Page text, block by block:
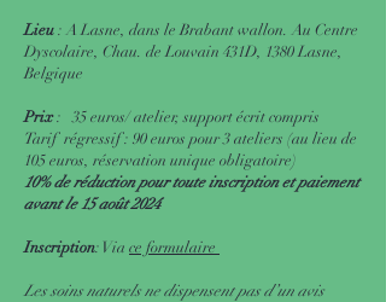
Lieu: A Lasne, dans le Brabant wallon. Au Centre
Dyscolaire, Chau. de Louvain 431D, 1380 Lasne,
Belgique
Prix: 35 euros/ atelier, support écrit compris
Tarif régressif : 90 euros pour 3 ateliers (au lieu de
105 euros, réservation unique obligatoire)
10% de réduction pour toute inscription et paiement
avant le 15 août 2024
Inscription: Via ce formulaire
Les soins naturels ne dispensent pas d’un avis